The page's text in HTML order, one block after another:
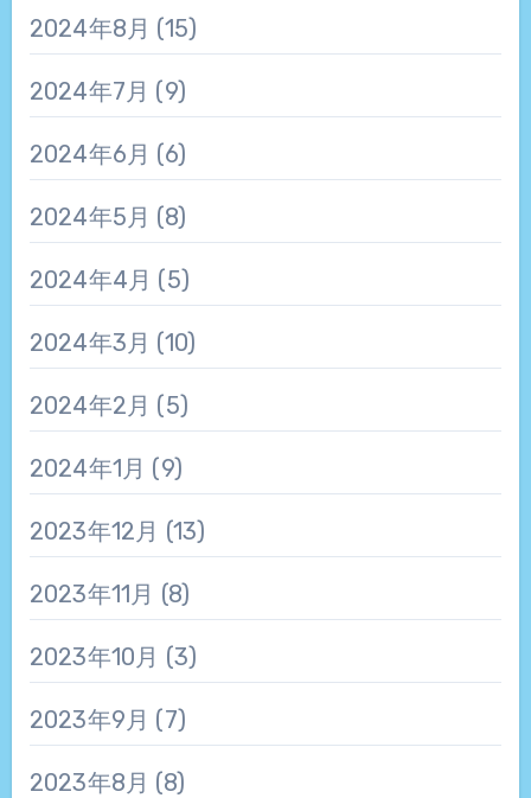
2024年8月 (15)
2024年7月 (9)
2024年6月 (6)
2024年5月 (8)
2024年4月 (5)
2024年3月 (10)
2024年2月 (5)
2024年1月 (9)
2023年12月 (13)
2023年11月 (8)
2023年10月 (3)
2023年9月 (7)
2023年8月 (8)